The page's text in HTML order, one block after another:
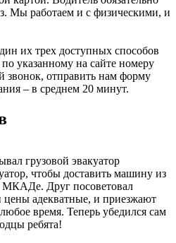
Мы работаем и с физическими, и
их трех доступных способов
указанному на сайте номеру
звонок, отправить нам форму
– в среднем 20 минут.
грузовой эвакуатор
чтобы доставить машину из
МКАДе. Друг посоветовал
цены адекватные, и приезжают
время. Теперь убедился сам
ребята!